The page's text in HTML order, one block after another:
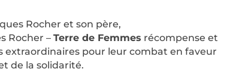
Rocher et son père,
Rocher – Terre de Femmes récompense et
extraordinaires pour leur combat en faveur
de la solidarité.